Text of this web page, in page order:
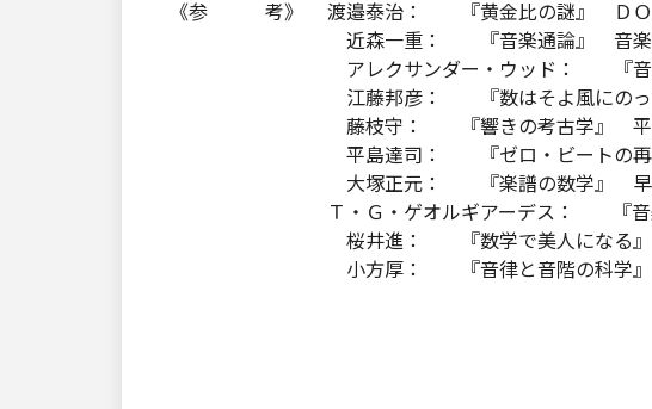
《参 考》 渡邉泰治： 『黄金比の謎』 ＤＯ
近森一重： 『音楽通論』 音楽之
アレクサンダー・ウッド： 『音楽
江藤邦彦： 『数はそよ風にのって
藤枝守： 『響きの考古学』 平凡社
平島達司： 『ゼロ・ビートの再発見
大塚正元： 『楽譜の数学』 早稲
Ｔ・Ｇ・ゲオルギアーデス： 『音楽と
桜井進： 『数学で美人になる』 マ
小方厚： 『音律と音階の科学』